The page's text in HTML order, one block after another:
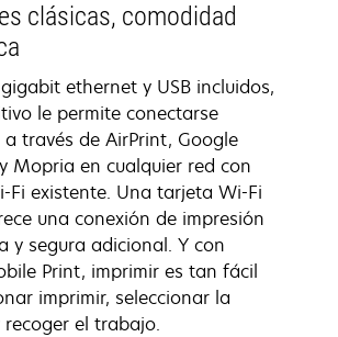
clásicas, comodidad
ethernet y USB incluidos,
le permite conectarse
través de AirPrint, Google
Mopria en cualquier red con
Fi existente. Una tarjeta Wi-Fi
una conexión de impresión
y segura adicional. Y con
Print, imprimir es tan fácil
imprimir, seleccionar la
recoger el trabajo.